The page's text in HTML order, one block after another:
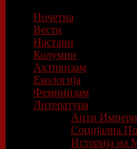
Почетна
Вести
Настани
Колумни
Активизам
Екологија
Феминизам
Литература
Анти
Социјална
Историја на